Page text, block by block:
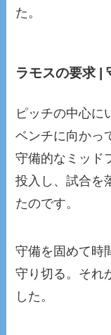
た。
ラモスの要求 |
ピッチの中心に
ベンチに向かっ
守備的なミッド
投入し、試合を
たのです。
守備を固めて時
守り切る。それ
した。